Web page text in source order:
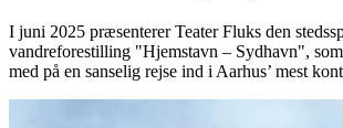
I juni 2025 præsenterer Teater Fluks den
vandreforestilling "Hjemstavn – Sydhavn",
med på en sanselig rejse ind i Aarhus’ mest